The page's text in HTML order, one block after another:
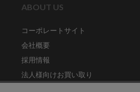
ABOUT US
コーポレートサイト
会社概要
採用情報
法人様向けお買い取り